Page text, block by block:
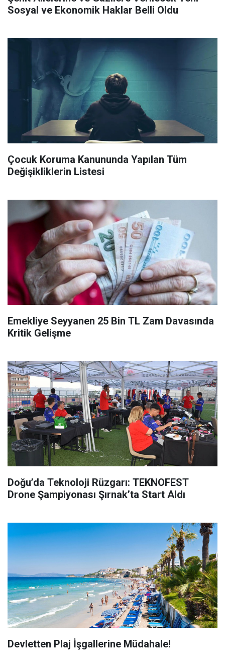
Sosyal ve Ekonomik Haklar Belli Oldu
Çocuk Koruma Kanununda Yapılan Tüm
Değişikliklerin Listesi
Emekliye Seyyanen 25 Bin TL Zam Davasında
Kritik Gelişme
Doğu’da Teknoloji Rüzgarı: TEKNOFEST
Drone Şampiyonası Şırnak’ta Start Aldı
Devletten Plaj İşgallerine Müdahale!